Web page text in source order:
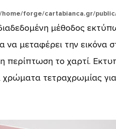
/home/forge/cartabianca.gr/
μέθοδος
να μεταφέρει την εικόνα
περίπτωση το χαρτί.
χρώματα τετραχρωμίας